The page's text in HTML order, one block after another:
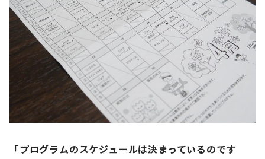
「プログラムのスケジュールは決まっているのです